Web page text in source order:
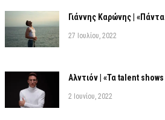
Γιάννης Καρώνης |
27 Ιουλίου, 2022
Αλντιόν | «Τα talent
2 Ιουνίου, 2022